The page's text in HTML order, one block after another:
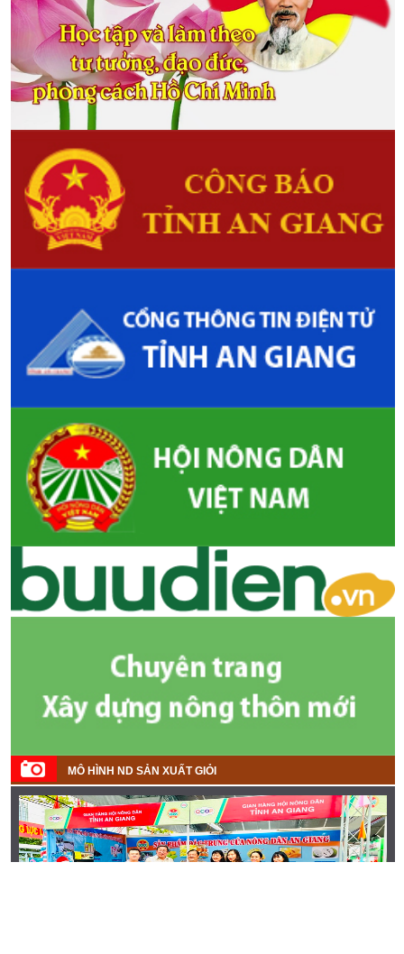
MÔ HÌNH ND SẢN XUẤT GIỎI